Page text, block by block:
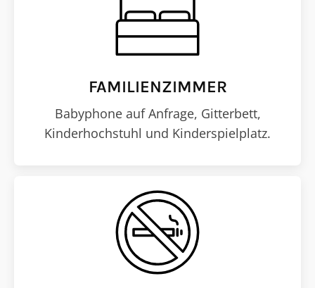
FAMILIENZIMMER
Babyphone auf Anfrage, Gitterbett,
Kinderhochstuhl und Kinderspielplatz.